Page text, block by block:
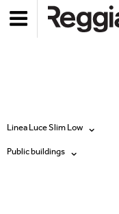
Linea Luce Slim Low
Alle Produkte
Public buildings